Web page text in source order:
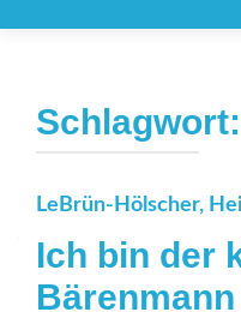
Schlagwort:
LeBrün-Hölscher,
Ich bin der
Bärenmann